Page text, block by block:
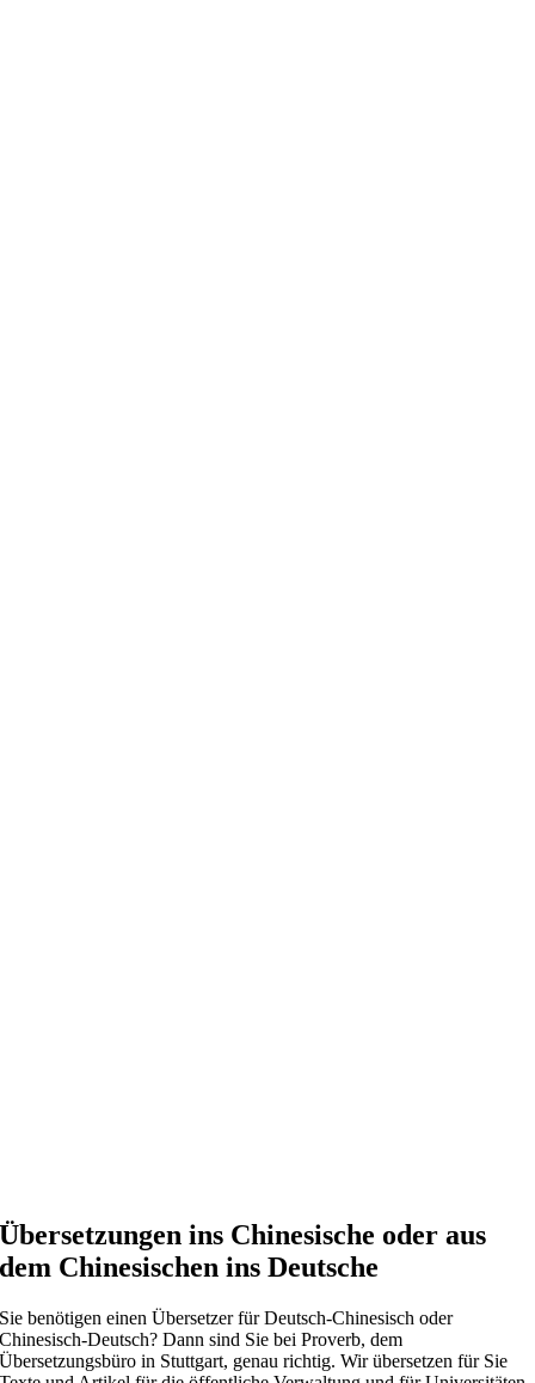
Übersetzungen ins Chinesische oder aus
dem Chinesischen ins Deutsche
Sie benötigen einen Übersetzer für Deutsch-Chinesisch oder
Chinesisch-Deutsch? Dann sind Sie bei Proverb, dem
Übersetzungsbüro in Stuttgart, genau richtig. Wir übersetzen für Sie